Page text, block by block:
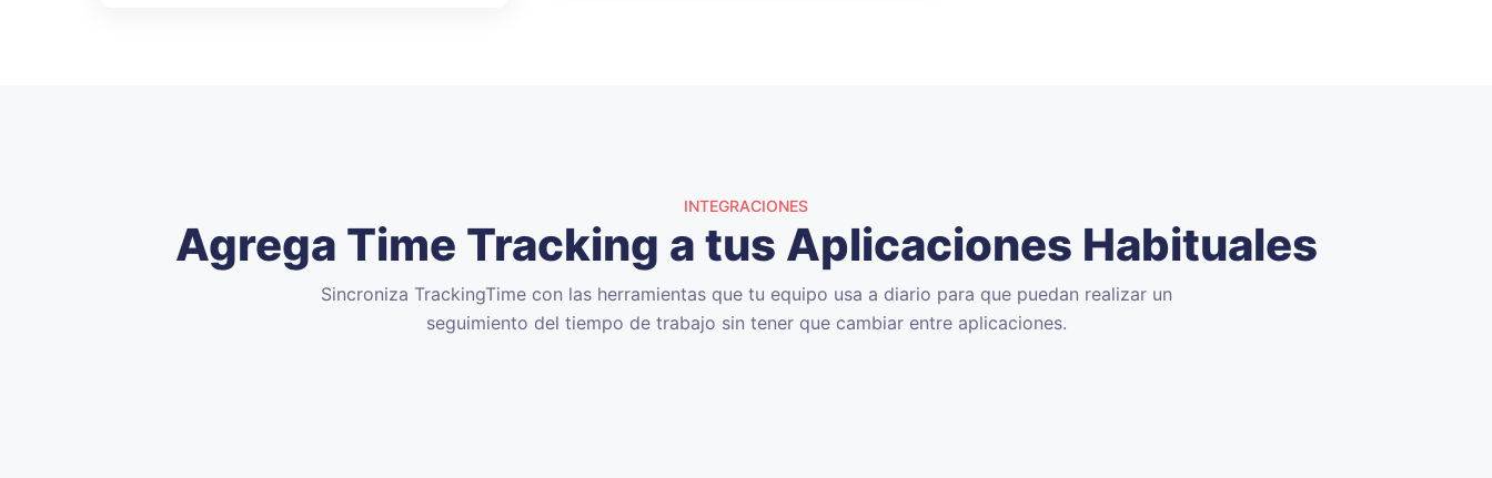
INTEGRACIONES
Agrega Time Tracking a tus Aplicaciones Habituales
Sincroniza TrackingTime con las herramientas que tu equipo usa a diario para que puedan realizar un
seguimiento del tiempo de trabajo sin tener que cambiar entre aplicaciones.